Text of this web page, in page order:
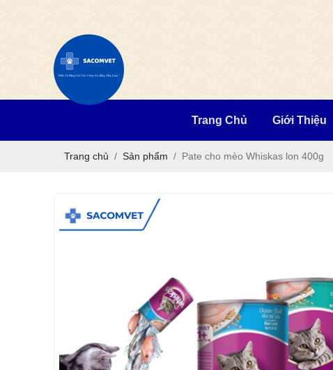
Trang Chủ Giới Thiệu
Trang chủ Sản phẩm Pate cho mèo Whiskas lon 400g